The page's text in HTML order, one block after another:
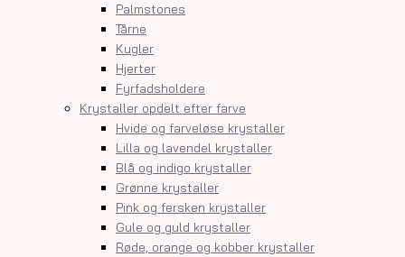
Palmstones
Tårne
Kugler
Hjerter
Fyrfadsholdere
Krystaller opdelt efter farve
Hvide og farveløse krystaller
Lilla og lavendel krystaller
Blå og indigo krystaller
Grønne krystaller
Pink og fersken krystaller
Gule og guld krystaller
Røde, orange og kobber krystaller